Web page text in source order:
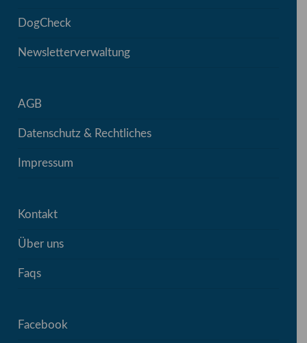
DogCheck
Newsletterverwaltung
AGB
Datenschutz & Rechtliches
Impressum
Kontakt
Über uns
Faqs
Facebook